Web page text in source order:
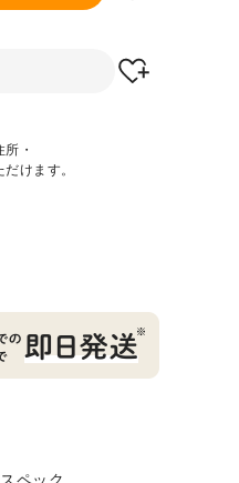
・
けます。
スペック